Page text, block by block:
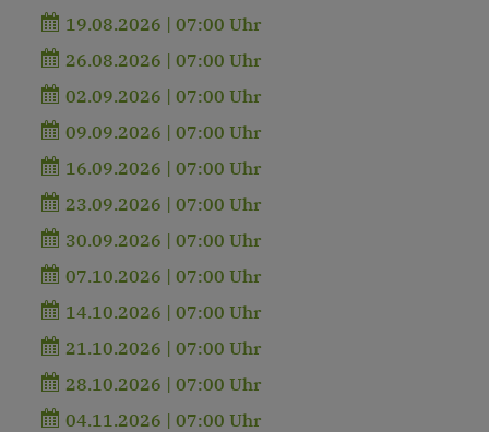
19.08.2026 | 07:00 Uhr
26.08.2026 | 07:00 Uhr
02.09.2026 | 07:00 Uhr
09.09.2026 | 07:00 Uhr
16.09.2026 | 07:00 Uhr
23.09.2026 | 07:00 Uhr
30.09.2026 | 07:00 Uhr
07.10.2026 | 07:00 Uhr
14.10.2026 | 07:00 Uhr
21.10.2026 | 07:00 Uhr
28.10.2026 | 07:00 Uhr
04.11.2026 | 07:00 Uhr